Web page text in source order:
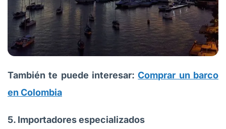
También te puede interesar:Comprar un barco
en Colombia
5. Importadores especializados